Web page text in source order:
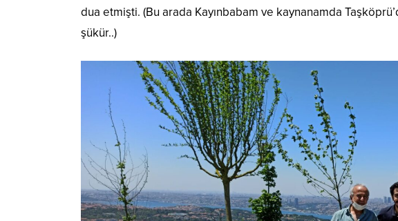
dua etmişti. (Bu arada Kayınbabam ve kaynanamda
şükür..)